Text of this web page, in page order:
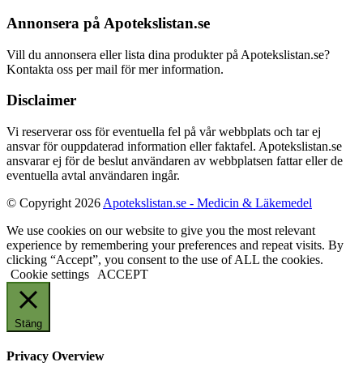
Annonsera på Apotekslistan.se
Vill du annonsera eller lista dina produkter på Apotekslistan.se?
Kontakta oss per mail för mer information.
Disclaimer
Vi reserverar oss för eventuella fel på vår webbplats och tar ej
ansvar för ouppdaterad information eller faktafel. Apotekslistan.se
ansvarar ej för de beslut användaren av webbplatsen fattar eller de
eventuella avtal användaren ingår.
© Copyright 2026 Apotekslistan.se - Medicin & Läkemedel
We use cookies on our website to give you the most relevant
experience by remembering your preferences and repeat visits. By
clicking “Accept”, you consent to the use of ALL the cookies.
Cookie settings
ACCEPT
Stäng
Privacy Overview